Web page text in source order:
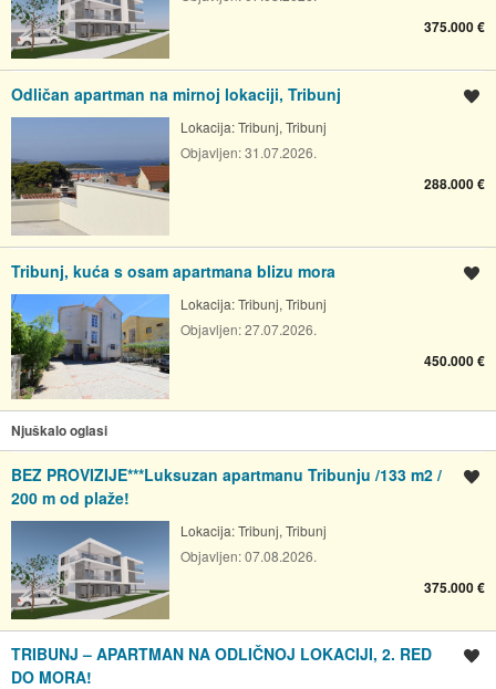
375.000 €
Odličan apartman na mirnoj lokaciji, Tribunj
Lokacija:Tribunj, Tribunj
Objavljen:31.07.2026.
288.000 €
Tribunj, kuća s osam apartmana blizu mora
Lokacija:Tribunj, Tribunj
Objavljen:27.07.2026.
450.000 €
Njuškalo oglasi
BEZ PROVIZIJE***Luksuzan apartmanu Tribunju /133 m2 /
200 m od plaže!
Lokacija:Tribunj, Tribunj
Objavljen:07.08.2026.
375.000 €
TRIBUNJ – APARTMAN NA ODLIČNOJ LOKACIJI, 2. RED
DO MORA!